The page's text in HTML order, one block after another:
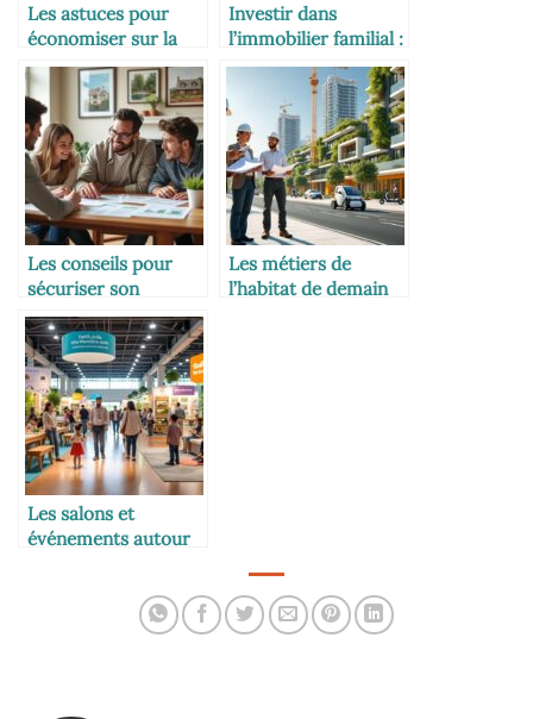
Les astuces pour
économiser sur la
rénovation
énergétique
Investir dans
l’immobilier familial :
bon plan ou piège ?
Les conseils pour
sécuriser son
patrimoine
immobilier familial
Les métiers de
l’habitat de demain
Les salons et
événements autour